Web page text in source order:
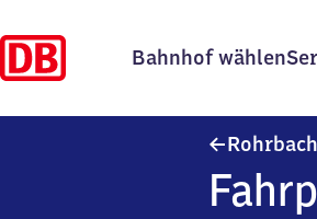
Bahnhof wählen
Rohrbach